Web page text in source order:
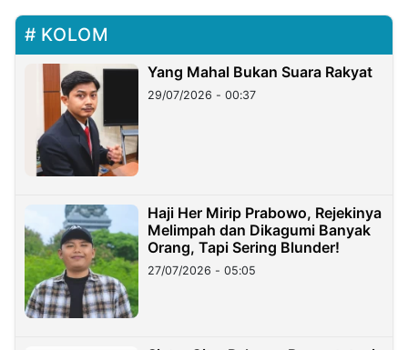
KOLOM
Yang Mahal Bukan Suara Rakyat
29/07/2026 - 00:37
Haji Her Mirip Prabowo, Rejekinya
Melimpah dan Dikagumi Banyak
Orang, Tapi Sering Blunder!
27/07/2026 - 05:05